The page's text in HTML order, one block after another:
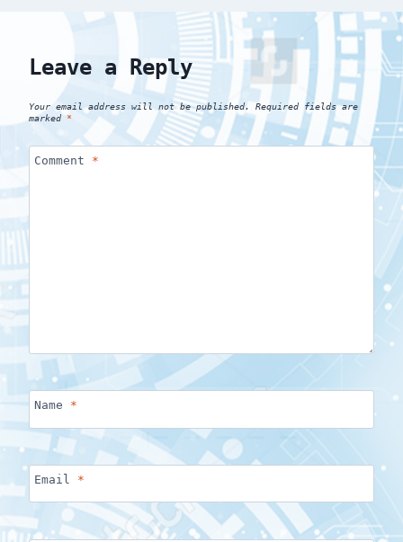
Leave a Reply
Your email address will not be published.
Required fields are
marked *
Comment *
Name *
Email *